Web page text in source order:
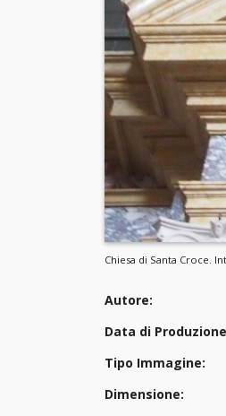
Chiesa di Santa Croce.
Autore:
Data di
Tipo Immagine:
Dimensione: